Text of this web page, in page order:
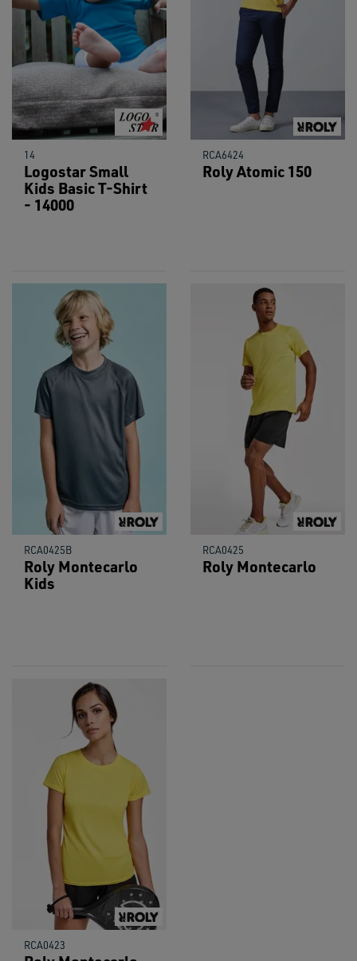
14
Logostar Small
Kids Basic T-Shirt
- 14000
RCA6424
Roly Atomic 150
RCA0425B
Roly Montecarlo
Kids
RCA0425
Roly Montecarlo
RCA0423